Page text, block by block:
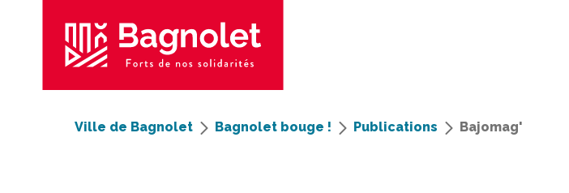
Ville de Bagnolet Bagnolet bouge ! Publications Bajomag'